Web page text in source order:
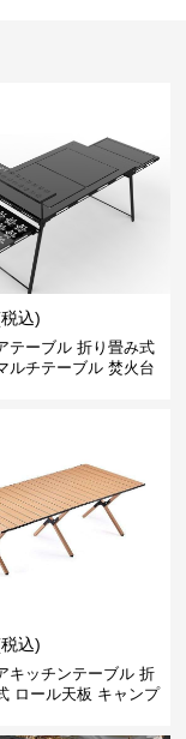
込)
テーブル 折り畳み式
ルチテーブル 焚火台
込)
キッチンテーブル 折
ロール天板 キャンプ